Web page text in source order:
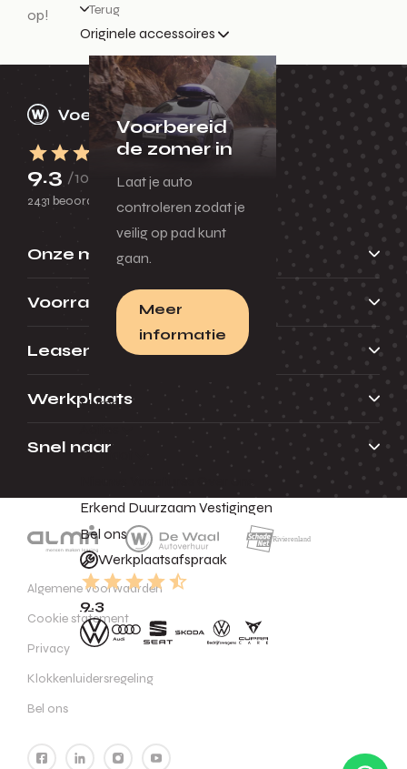
Terug
Originele accessoires
Voorbereid
de zomer in
Laat je auto
controleren zodat je
veilig op pad kunt
gaan.
Meer
informatie
Huren
Contact
Erkend Duurzaam Vestigingen
Bel ons
Werkplaatsafspraak
9.3
op!
9.3 /10
2431 beoordelingen
Onze merken
Voorraad
Leasen
Werkplaats
Snel naar
Algemene voorwaarden
Cookie statement
Privacy
Klokkenluidersregeling
Bel ons